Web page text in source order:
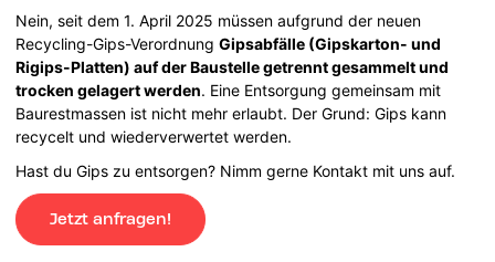
Nein, seit dem 1. April 2025 müssen aufgrund der neuen
Recycling-Gips-VerordnungGipsabfälle (Gipskarton- und
Rigips-Platten) auf der Baustelle getrennt gesammelt und
trocken gelagert werden. Eine Entsorgung gemeinsam mit
Baurestmassen ist nicht mehr erlaubt. Der Grund: Gips kann
recycelt und wiederverwertet werden.
Hast du Gips zu entsorgen? Nimm gerne Kontakt mit uns auf.
Jetzt anfragen!